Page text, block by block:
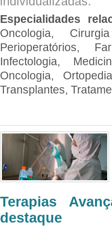
Especialidades
Oncologia,
Perioperatórios,
Infectologia,
Oncologia,
Transplantes,
Terapias
destaque